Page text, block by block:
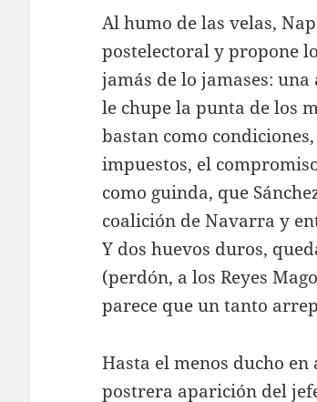
Al humo de las velas,
postelectoral y propone
jamás de lo jamases: una
le chupe la punta de los
bastan como
impuestos, el
como guinda, que
coalición de Navarra y
Y dos huevos duros,
(perdón, a los Reyes
parece que un tanto
Hasta el menos ducho
postrera aparición del